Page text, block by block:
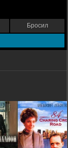
Бросил